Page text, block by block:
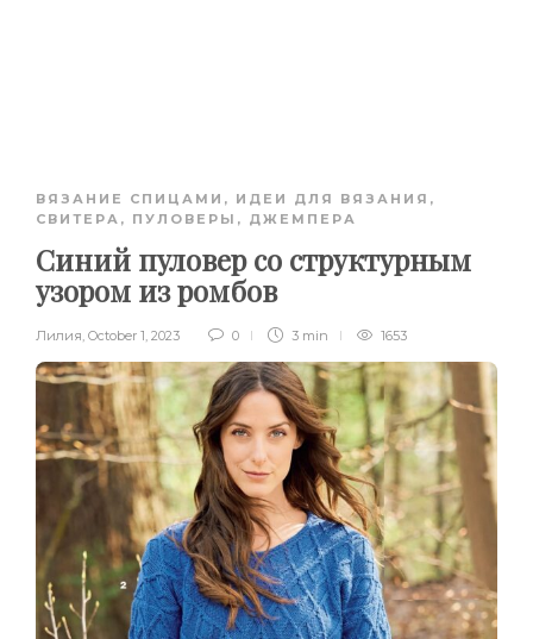
ВЯЗАНИЕ СПИЦАМИ , ИДЕИ ДЛЯ ВЯЗАНИЯ ,
СВИТЕРА, ПУЛОВЕРЫ, ДЖЕМПЕРА
Синий пуловер со структурным
узором из ромбов
Лилия, October 1, 2023 0 3 min 1653